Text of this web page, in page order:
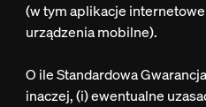
(w tym aplikacje
urządzenia mobilne).
O ile Standardowa
inaczej, (i) ewentualne